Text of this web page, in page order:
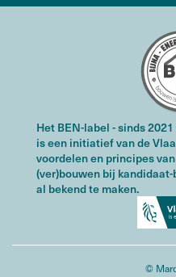
Het BEN-label - sinds
is een initiatief van de
voordelen en principes
(ver)bouwen bij
al bekend te maken.
©